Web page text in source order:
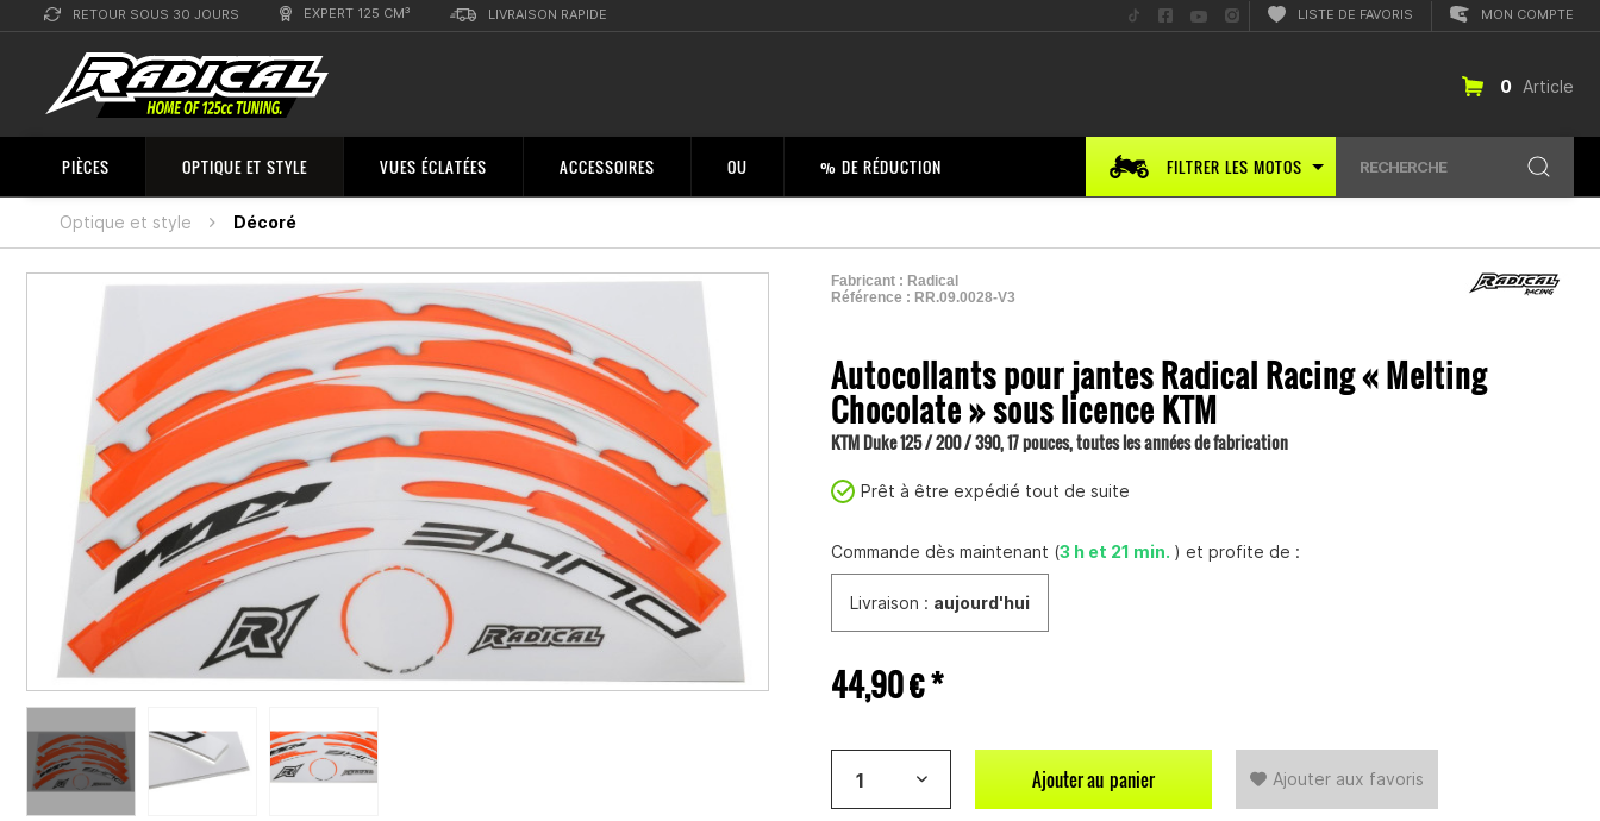
RETOUR SOUS 30 JOURS EXPERT 125 CM³ LIVRAISON RAPIDE
Suis-
nous
Suis-
nous
Suis-
nous
Suis-
nous
LISTE DE FAVORIS MON COMPTE
0 Article
PIÈCES OPTIQUE ET STYLE VUES ÉCLATÉES ACCESSOIRES OU % DE RÉDUCTION FILTRER LES MOTOS RECHERCHE
Optique et style Décoré
Fabricant : Radical
Référence : RR.09.0028-V3
Autocollants pour jantes Radical Racing « Melting
Chocolate » sous licence KTM
KTM Duke 125 / 200 / 390, 17 pouces, toutes les années de fabrication
Prêt à être expédié tout de suite
Commande dès maintenant (3 h et 21 min. ) et profite de :
Livraison : aujourd'hui
44,90 € *
Ajouter au panier Ajouter aux favoris